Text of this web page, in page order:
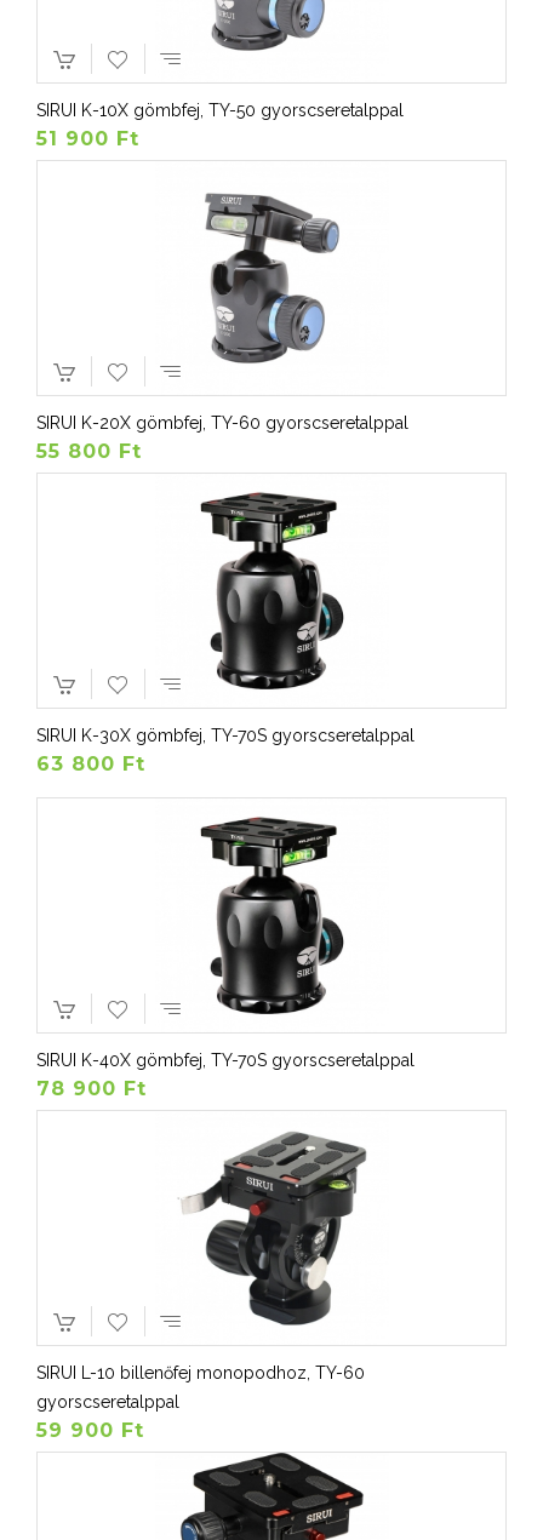
SIRUI K-10X gömbfej, TY-50 gyorscseretalppal
51 900 Ft
SIRUI K-20X gömbfej, TY-60 gyorscseretalppal
55 800 Ft
SIRUI K-30X gömbfej, TY-70S gyorscseretalppal
63 800 Ft
SIRUI K-40X gömbfej, TY-70S gyorscseretalppal
78 900 Ft
SIRUI L-10 billenőfej monopodhoz, TY-60
gyorscseretalppal
59 900 Ft